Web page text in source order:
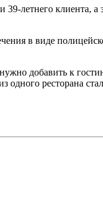
летнего клиента,
в виде
добавить к
ресторана